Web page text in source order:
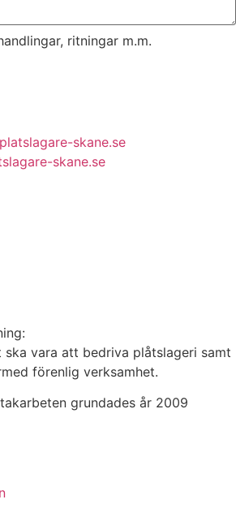
ritningar m.m.
skane.se
skane.se
ska vara att bedriva plåtslageri samt
förenlig verksamhet.
grundades år 2009